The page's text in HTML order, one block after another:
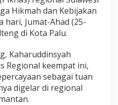
Hikmah dan Kebijakan
hari, Jumat-Ahad (25-
di Kota Palu.
Kaharuddinsyah
Regional keempat ini,
sebagai tuan
digelar di regional